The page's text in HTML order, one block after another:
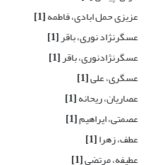
عزیزی حمل ابادی، فاطمه[1]
عسگرنژاد نوری، باقر[1]
عسگرنژادنوری، باقر[1]
عسگری، علی[1]
عصاریان، ریحانه[1]
عصمتی، ایراهیم[1]
عطف، زهرا[1]
عطیفه، مرتضی[1]